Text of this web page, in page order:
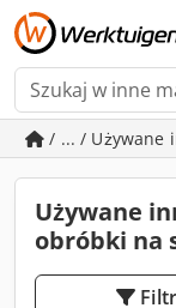
/ ... / Używane
Używane
obróbki na
Filtr